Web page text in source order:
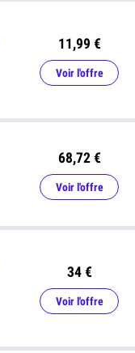
68,72 €
Voir l'offre
11,99 €
Voir l'offre
34 €
Voir l'offre